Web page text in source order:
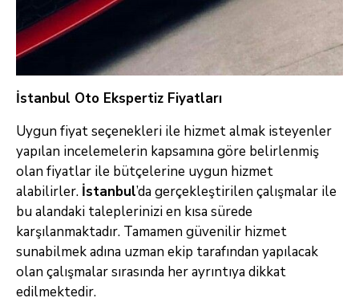
İstanbul Oto Ekspertiz Fiyatları
Uygun fiyat seçenekleri ile hizmet almak isteyenler
yapılan incelemelerin kapsamına göre belirlenmiş
olan fiyatlar ile bütçelerine uygun hizmet
alabilirler. İstanbul’da gerçekleştirilen çalışmalar ile
bu alandaki taleplerinizi en kısa sürede
karşılanmaktadır. Tamamen güvenilir hizmet
sunabilmek adına uzman ekip tarafından yapılacak
olan çalışmalar sırasında her ayrıntıya dikkat
edilmektedir.